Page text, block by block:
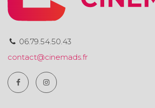
06.79.54.50.43
contact@cinemads.fr